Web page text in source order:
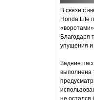
В связи с
Honda Life
Благодаря
упущения и
Задние
выполнена